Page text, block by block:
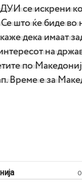
се искрени кон
што ќе биде
дека имаат
интересот на
по
Време е за